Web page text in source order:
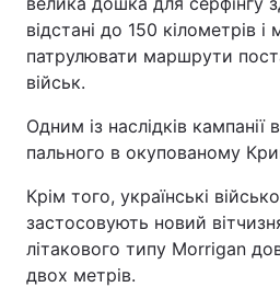
відстані до 150 кілометрів
патрулювати маршрути
військ.
Одним із наслідків кампанії
пального в окупованому
Крім того, українські
застосовують новий
літакового типу Morrigan
двох метрів.